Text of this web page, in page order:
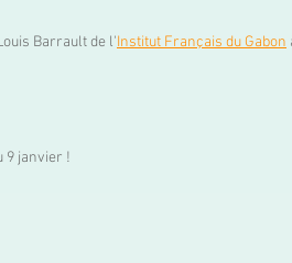
Barrault de l'Institut Français du Gabon
9 janvier !